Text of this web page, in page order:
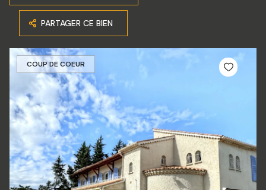
PARTAGER CE BIEN
COUP DE COEUR